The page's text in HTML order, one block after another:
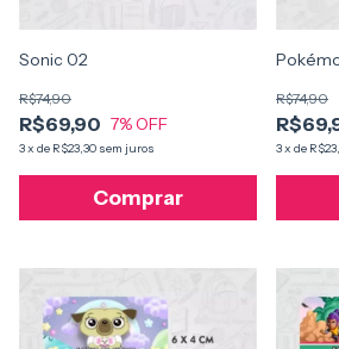
Sonic 02
R$69,90
R$74,90
7% OFF
3x de R$23,30 sem juros
Comprar
R$74,90
3x de